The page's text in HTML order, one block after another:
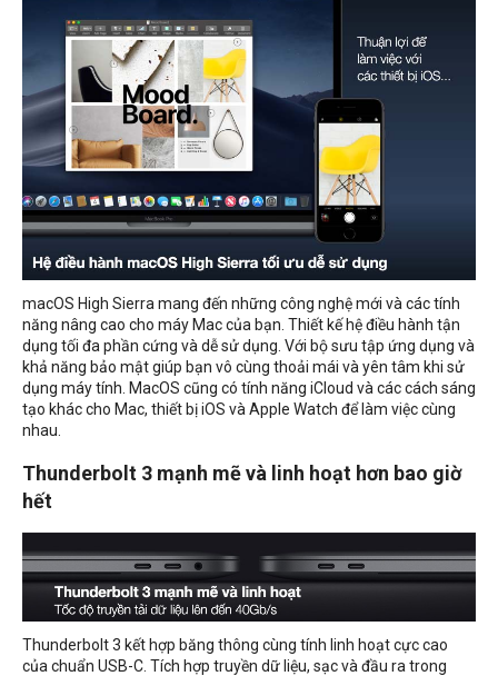
macOS High Sierra mang đến những công nghệ mới và các tính
năng nâng cao cho máy Mac của bạn. Thiết kế hệ điều hành tận
dụng tối đa phần cứng và dễ sử dụng. Với bộ sưu tập ứng dụng và
khả năng bảo mật giúp bạn vô cùng thoải mái và yên tâm khi sử
dụng máy tính. MacOS cũng có tính năng iCloud và các cách sáng
tạo khác cho Mac, thiết bị iOS và Apple Watch để làm việc cùng
nhau.
Thunderbolt 3 mạnh mẽ và linh hoạt hơn bao giờ
hết
Thunderbolt 3 kết hợp băng thông cùng tính linh hoạt cực cao
của chuẩn USB-C. Tích hợp truyền dữ liệu, sạc và đầu ra trong